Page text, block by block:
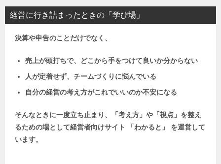
経営に行き詰まったときの「学び場」
決算や申告のことだけでなく、
売上が頭打ちで、どこから手をつけて良いか分からない
人が定着せず、チームづくりに悩んでいる
自分の経営の考え方がこれでいいのか不安になる
そんなときに一度立ち止まり、「考え方」や「視点」を整え
るための場として経営者向けサイト 「わかると」 を運営して
います。